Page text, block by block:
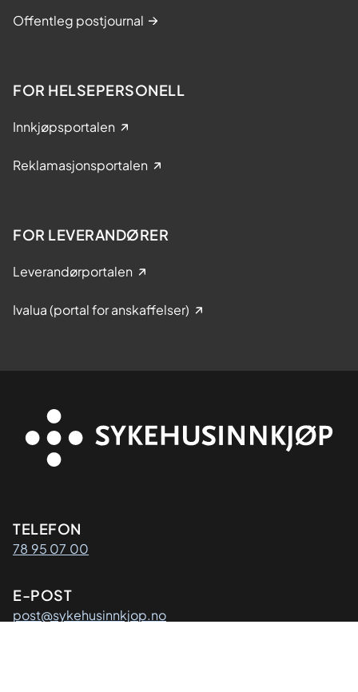
Offentleg postjournal
FOR HELSEPERSONELL
Innkjøpsportalen
Reklamasjonsportalen
FOR LEVERANDØRER
Leverandørportalen
Ivalua (portal for anskaffelser)
Kontaktinformasjon
TELEFON
78 95 07 00
E-POST
post@sykehusinnkjop.no